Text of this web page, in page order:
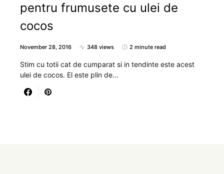
pentru frumusete cu ulei de
cocos
November 28, 2016 348 views 2 minute read
Stim cu totii cat de cumparat si in tendinte este acest
ulei de cocos. El este plin de…